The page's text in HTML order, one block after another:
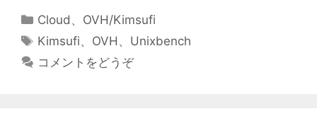
カ
テ
リ
Cloud 、 OVH/Kimsufi
タ
グ
Kimsufi、 OVH 、 Unixbench
コメントをどうぞ